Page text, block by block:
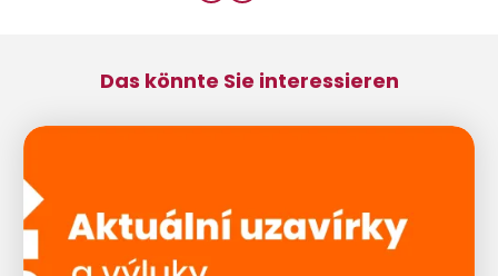
Das könnte Sie interessieren